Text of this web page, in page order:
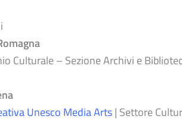
Culturale – Sezione Archivi e
Unesco Media Arts| Settore